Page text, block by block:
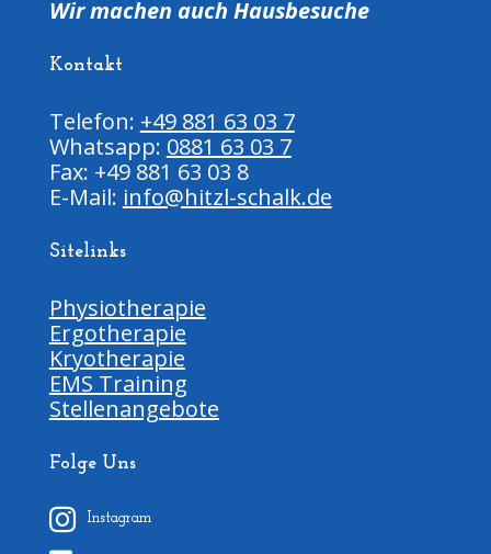
Wir machen auch Hausbesuche
Kontakt
Telefon: +49 881 63 03 7
Whatsapp: 0881 63 03 7
Fax: +49 881 63 03 8
E-Mail: info@hitzl-schalk.de
Sitelinks
Physiotherapie
Ergotherapie
Kryotherapie
EMS Training
Stellenangebote
Folge Uns
